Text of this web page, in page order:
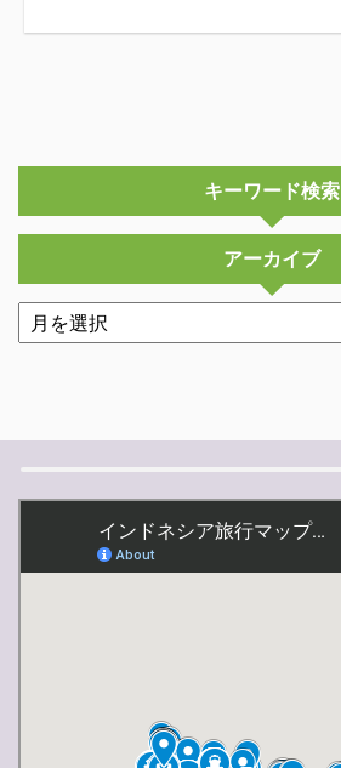
キーワード検索
アーカイブ